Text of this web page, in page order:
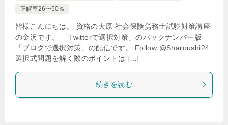
正解率26〜50％
皆様こんにちは。 資格の大原 社会保険労務士試験対策講座
の金沢です。 「Twitterで選択対策」のバックナンバー版
「ブログで選択対策」の配信です。 Follow @Sharoushi24
選択式問題を解く際のポイントは […]
続きを読む